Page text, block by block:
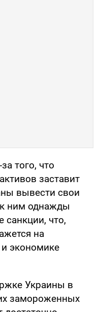
того, что
заставит
вывести свои
ним однажды
санкции, что,
на
экономике
Украины в
замороженных